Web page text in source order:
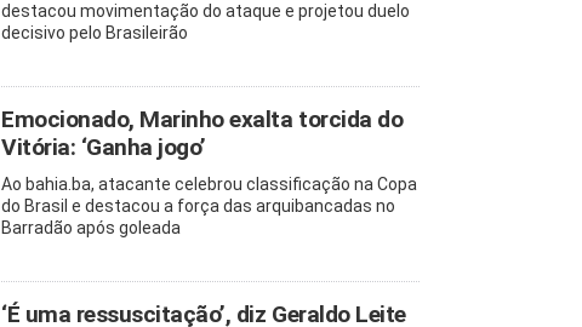
destacou movimentação do ataque e projetou duelo
decisivo pelo Brasileirão
Emocionado, Marinho exalta torcida do
Vitória: ‘Ganha jogo’
Ao bahia.ba, atacante celebrou classificação na Copa
do Brasil e destacou a força das arquibancadas no
Barradão após goleada
‘É uma ressuscitação’, diz Geraldo Leite